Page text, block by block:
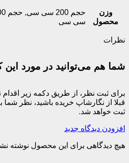
وزن
محصول
حجم 200 سی سی , حجم 100 سی سی
سی سی
نظرات
شما هم می‌توانید در مورد این
برای ثبت نظر، از طریق دکمه زیر اقدام
قبلا از نگارشاپ خریده باشید، نظر
ثبت خواهد شد.
افزودن دیدگاه جدید
هیچ دیدگاهی برای این محصول نوشته